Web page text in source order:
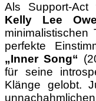
Als Support-Act
Kelly Lee
perfekte
„Inner Song“
für seine
Klänge gelobt.